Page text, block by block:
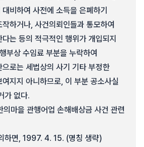
비하여 사전에 소득을 은폐하기
하거나, 사건의뢰인들과 통모하여
는 등의 적극적인 행위가 개입되지
부상 수임료 부분을 누락하여
로는 세법상의 사기 기타 부정한
지지 아니하므로, 이 부분 공소사실
가 없다.
마을 관행어업 손해배상금 사건 관련
하면, 1997. 4. 15. (명칭 생략)